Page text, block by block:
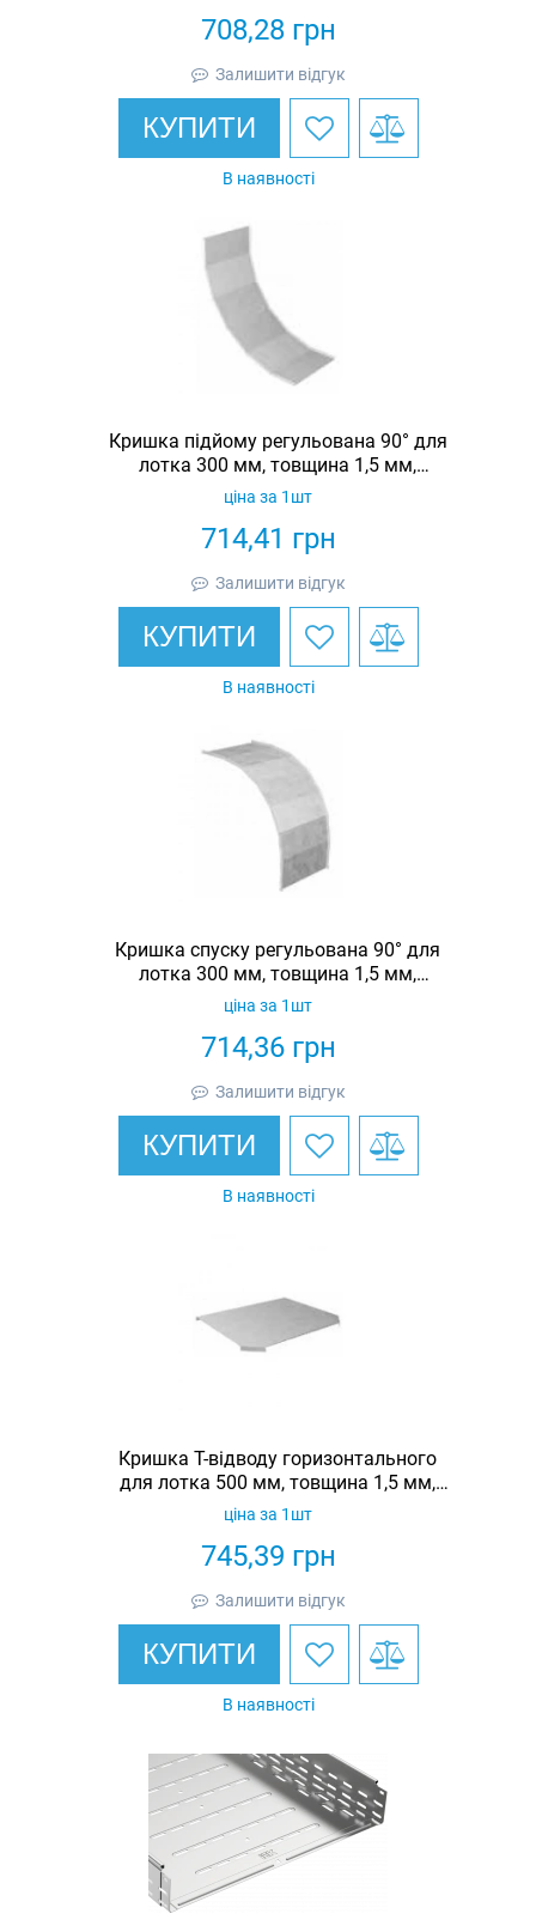
708,28грн
Залишити відгук
КУПИТИ
В наявності
Кришка підйому регульована 90° для
лотка 300 мм, товщина 1,5 мм,
гарячеоцинкована, Eurotray
714,41 грн
ціна за 1шт
Залишити відгук
КУПИТИ
В наявності
Кришка спуску регульована 90° для
лотка 300 мм, товщина 1,5 мм,
гарячеоцинкована, Eurotray
714,36грн
ціна за 1шт
Залишити відгук
КУПИТИ
В наявності
Кришка Т-відводу горизонтального
для лотка 500 мм, товщина 1,5 мм,
гарячеоцинкована, Eurotray
745,39 грн
ціна за 1шт
Залишити відгук
КУПИТИ
В наявності